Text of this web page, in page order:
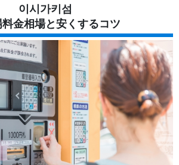
이시가키섬
金相場と安くするコツ